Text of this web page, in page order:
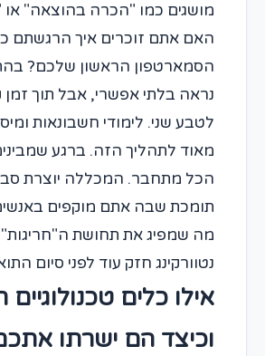
מושגים כמו "הכרה בהוצאה"
האם אתם זוכרים איך הרגשתם
הסמארטפון הראשון שלכם?
נראה בלתי אפשרי, אבל תוך
לטבע שני. לימודי חשבונאות
מאוד לתהליך הזה. ברגע
הכל מתחבר. המכללה יוצרת
תומכת שבה אתם מוקפים
מה שמפיג את תחושת ה"חריגות"
נטוורקינג חזק עוד לפני סיום
אילו כלים
וכיצד הם ישרתו